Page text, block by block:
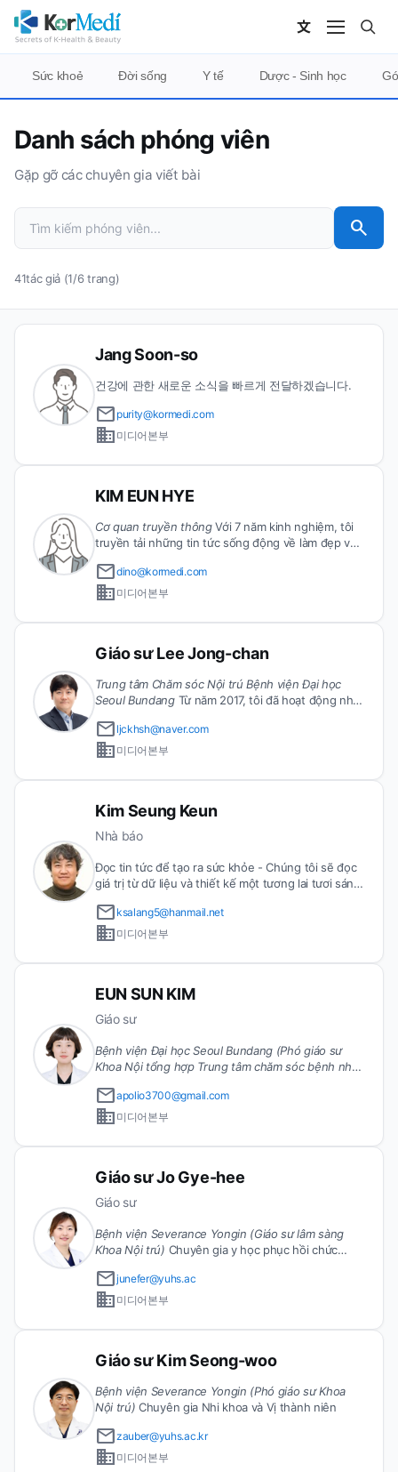
Sức khoẻ Đời sống Y tế Dược - Sinh học
Danh sách phóng viên
Gặp gỡ các chuyên gia viết bài
search
41tác giả (1/6 trang)
Jang Soon-so
건강에 관한 새로운 소식을 빠르게 전달하겠습니다.
email purity@kormedi.com
business 미디어본부
KIM EUN HYE
Cơ quan truyền thôngVới 7 năm kinh nghiệm, tôi
truyền tải những tin tức sống động về làm đẹp và
emaildino@kormedi.com
business 미디어본부
Giáo sư Lee Jong-chan
Trung tâm Chăm sóc Nội trú Bệnh viện Đại học
Seoul BundangTừ năm 2017, tôi đã hoạt động như
hóa. Thành viên chính thức của Hội Nội khoa Hàn
Quốc, Hội Tiêu hóa Hàn Quốc, và Hội Nội soi Tiêu
email ljckhsh@naver.com
business 미디어본부
Kim Seung Keun
Nhà báo
Đọc tin tức để tạo ra sức khỏe - Chúng tôi sẽ đọc
giá trị từ dữ liệu và thiết kế một tương lai tươi sáng
email ksalang5@hanmail.net
business 미디어본부
EUN SUN KIM
Giáo sư
Bệnh viện Đại học Seoul Bundang (Phó giáo sư
Khoa Nội tổng hợp Trung tâm chăm sóc bệnh nhân
(Hoạt động như bác sĩ chuyên khoa nội trú từ năm
2024) Chuyên gia Y học hô hấp, chuyên gia Y học
khoa nội trú từ năm 2015 Chủ tịch Ủy ban Xuất bản
khoa Hàn Quốc
emailapolio3700@gmail.com
business 미디어본부
Giáo sư Jo Gye-hee
Giáo sư
Bệnh viện Severance Yongin (Giáo sư lâm sàng
Khoa Nội trú) Chuyên gia y học phục hồi chức
Thành viên chính thức của Hội Y học Phục hồi
Chức năng Hàn Quốc, Hội Y học Phục hồi Chức
Quốc
emailjunefer@yuhs.ac
business 미디어본부
Giáo sư Kim Seong-woo
Bệnh viện Severance Yongin (Phó giáo sư Khoa
Nội trú) Chuyên gia Nhi khoa và Vị thành niên
emailzauber@yuhs.ac.kr
business 미디어본부